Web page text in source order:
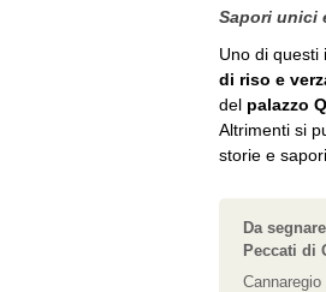
Sapori unici
Uno di questi
di riso e
del palazzo
Altrimenti si
storie e
Da
Peccati di